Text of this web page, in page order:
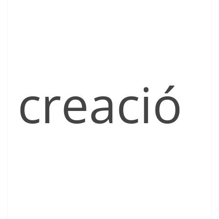
creació